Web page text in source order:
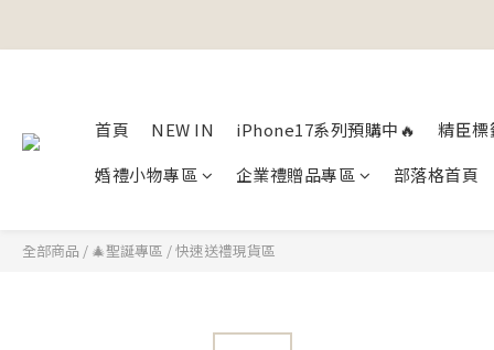
首頁 NEW IN iPhone17系列預購中🔥
精臣標
婚禮小物專區
企業禮贈品專區 部落格首頁
全部商品 / 🎄聖誕專區 /快速送禮現貨區